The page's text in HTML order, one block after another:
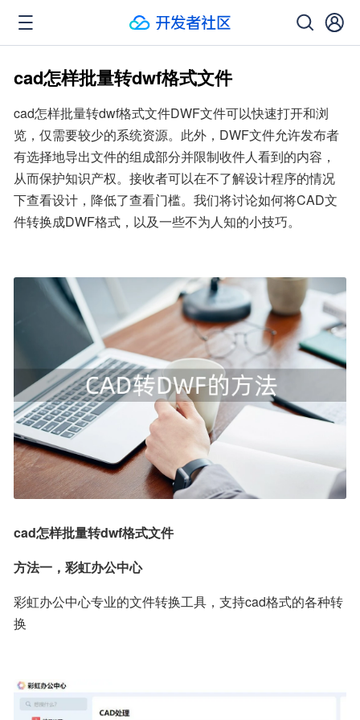
cad怎样批量转dwf格式文件
cad怎样批量转dwf格式文件DWF文件可以快速打开和浏
览，仅需要较少的系统资源。此外，DWF文件允许发布者
有选择地导出文件的组成部分并限制收件人看到的内容，
从而保护知识产权。接收者可以在不了解设计程序的情况
下查看设计，降低了查看门槛。我们将讨论如何将CAD文
件转换成DWF格式，以及一些不为人知的小技巧。
cad怎样批量转dwf格式文件
方法一，彩虹办公中心
彩虹办公中心专业的文件转换工具，支持cad格式的各种转
换